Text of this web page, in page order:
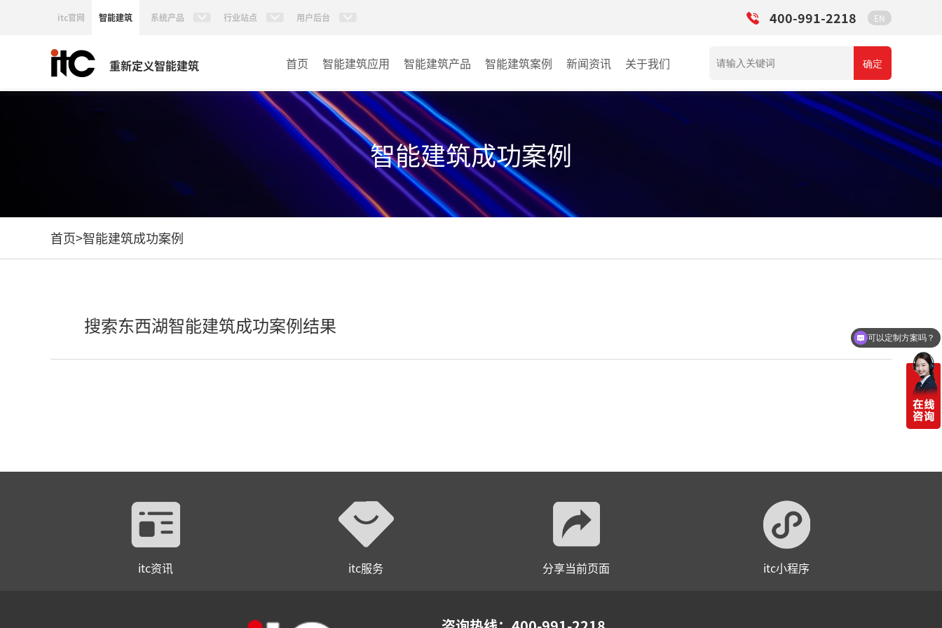
itc官网 智能建筑 系统产品 行业站点 用户后台 400-991-2218 EN
重新定义智能建筑 首页 智能建筑应用 智能建筑产品
智能建筑系列
智能建筑案例
政府单位
学校
其它
新闻资讯 关于我们 确定
智能建筑成功案例
首页>智能建筑成功案例
搜索东西湖智能建筑成功案例结果
itc资讯 itc服务 分享当前页面 itc小程序
可以定制方案吗？